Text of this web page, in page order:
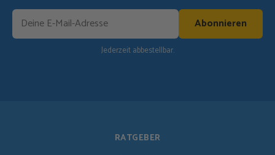
Abonnieren
Jederzeit abbestellbar.
RATGEBER